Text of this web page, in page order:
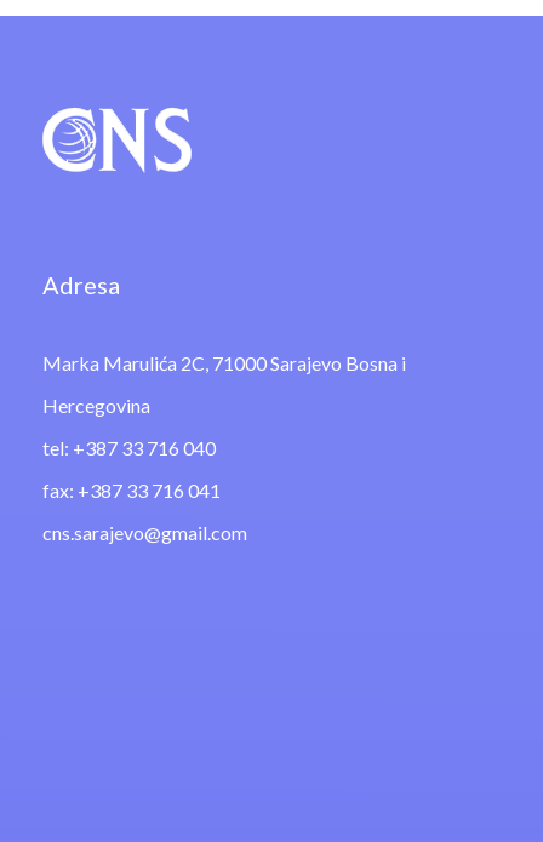
Adresa
Marka Marulića 2C, 71000 Sarajevo Bosna i
Hercegovina
tel: +387 33 716 040
fax: +387 33 716 041
cns.sarajevo@gmail.com